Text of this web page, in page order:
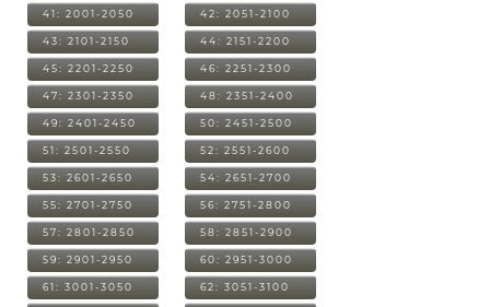
41: 2001-2050 42: 2051-2100
43: 2101-2150 44: 2151-2200
45: 2201-2250 46: 2251-2300
47: 2301-2350 48: 2351-2400
49: 2401-2450 50: 2451-2500
51: 2501-2550 52: 2551-2600
53: 2601-2650 54: 2651-2700
55: 2701-2750 56: 2751-2800
57: 2801-2850 58: 2851-2900
59: 2901-2950 60: 2951-3000
61: 3001-3050 62: 3051-3100